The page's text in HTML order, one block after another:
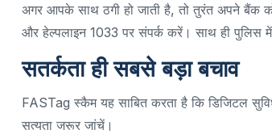
अगर आपके साथ ठगी हो जाती है, तो तुरंत अपने बैंक
और हेल्पलाइन 1033 पर संपर्क करें। साथ ही पुलिस में
सतर्कता ही सबसे बड़ा बचाव
FASTag स्कैम यह साबित करता है कि डिजिटल
सत्यता जरूर जांचें।